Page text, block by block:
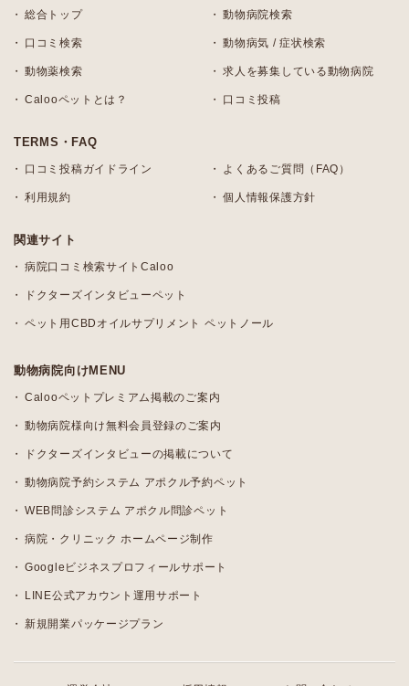
総合トップ 動物病院検索
口コミ検索 動物病気 / 症状検索
動物薬検索 求人を募集している動物病院
Calooペットとは？ 口コミ投稿
TERMS・FAQ
口コミ投稿ガイドライン よくあるご質問（FAQ）
利用規約 個人情報保護方針
関連サイト
病院口コミ検索サイトCaloo
ドクターズインタビューペット
ペット用CBDオイルサプリメント ペットノール
動物病院向けMENU
Calooペットプレミアム掲載のご案内
動物病院様向け無料会員登録のご案内
ドクターズインタビューの掲載について
動物病院予約システム アポクル予約ペット
WEB問診システム アポクル問診ペット
病院・クリニック ホームページ制作
Googleビジネスプロフィールサポート
LINE公式アカウント運用サポート
新規開業パッケージプラン